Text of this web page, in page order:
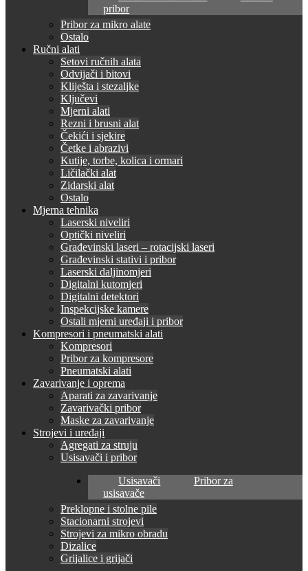
pribor
Pribor za mikro alate
Ostalo
Ručni alati
Setovi ručnih alata
Odvijači i bitovi
Kliješta i stezaljke
Ključevi
Mjerni alati
Rezni i brusni alat
Čekići i sjekire
Četke i abrazivi
Kutije, torbe, kolica i ormari
Ličilački alat
Zidarski alat
Ostalo
Mjerna tehnika
Laserski niveliri
Optički niveliri
Građevinski laseri – rotacijski laseri
Građevinski stativi i pribor
Laserski daljinomjeri
Digitalni kutomjeri
Digitalni detektori
Inspekcijske kamere
Ostali mjerni uređaji i pribor
Kompresori i pneumatski alati
Kompresori
Pribor za kompresore
Pneumatski alati
Zavarivanje i oprema
Aparati za zavarivanje
Zavarivački pribor
Maske za zavarivanje
Strojevi i uređaji
Agregati za struju
Usisavači i pribor
Usisavači
Pribor za
usisavače
Preklopne i stolne pile
Stacionarni strojevi
Strojevi za mikro obradu
Dizalice
Grijalice i grijači